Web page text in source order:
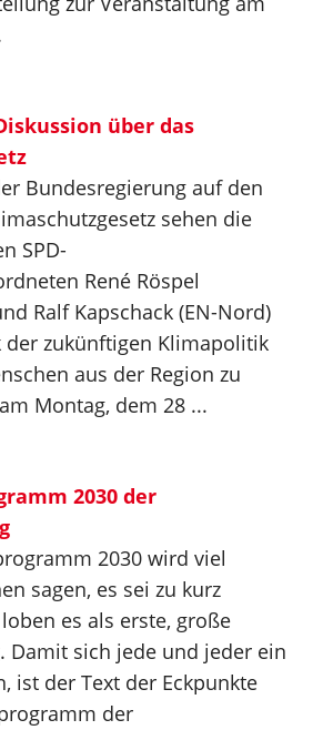
über das
Bundesregierung auf den
sehen die
SPD-
René Röspel
Ralf Kapschack (EN-Nord)
der zukünftigen Klimapolitik
aus der Region zu
Montag, dem 28 ...
2030 der
2030 wird viel
sagen, es sei zu kurz
es als erste, große
Damit sich jede und jeder ein
ist der Text der Eckpunkte
der